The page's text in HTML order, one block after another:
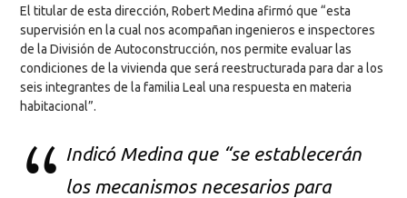
El titular de esta dirección, Robert Medina afirmó que “esta
supervisión en la cual nos acompañan ingenieros e inspectores
de la División de Autoconstrucción, nos permite evaluar las
condiciones de la vivienda que será reestructurada para dar a los
seis integrantes de la familia Leal una respuesta en materia
habitacional”.
Indicó Medina que “se establecerán
los mecanismos necesarios para